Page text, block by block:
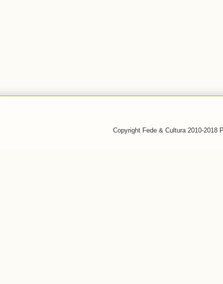
Copyright Fede & Cultura 2010-2018